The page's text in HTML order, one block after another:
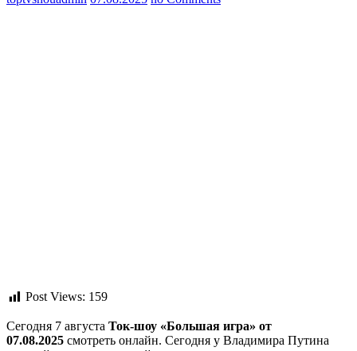
Post Views: 159
Сегодня 7 августа Ток-шоу «Большая игра» от
07.08.2025 смотреть онлайн. Сегодня у Владимира Путина